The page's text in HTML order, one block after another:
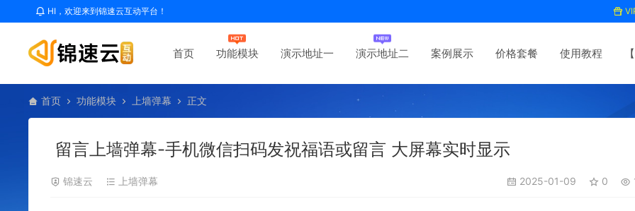
HI，欢迎来到锦速云互动平台！
首页 功能模块 演示地址一 演示地址二 案例展示 价格套餐 使用教程
首页 功能模块 上墙弹幕 正文
留言上墙弹幕-手机微信扫码发祝福语或留言 大屏幕实时显示
锦速云 上墙弹幕 2025-01-09 0